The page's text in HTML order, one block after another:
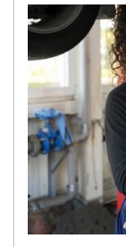
N
O
U
V
E
L
L
E
S